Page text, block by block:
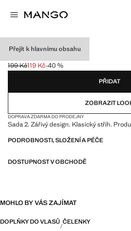
Přejít k hlavnímu obsahu
SADA 2 ČELENEK
Původní cena přeškrtnutá [199 Kč ]
199 Kč
Aktuální cena [119 Kč ]
119 Kč-40 %
Vyberte barvu
PŘIDAT
ZOBRAZIT
DOPRAVA ZDARMA DO PRODEJNY
Sada 2. Zářivý design. Klasický střih.
PODROBNOSTI, SLOŽENÍ A PÉČE
DOSTUPNOST V OBCHODĚ
MOHLO BY VÁS ZAJÍMAT
DOPLŇKY DO VLASŮ ČELENKY